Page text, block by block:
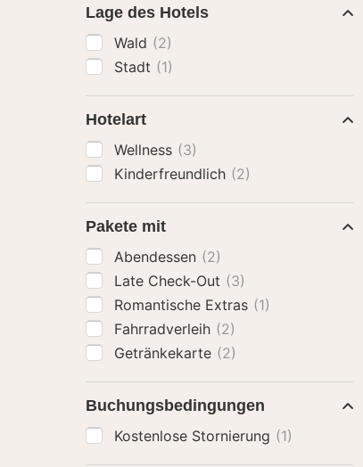
Lage des Hotels
Wald (2)
Stadt (1)
Hotelart
Wellness (3)
Kinderfreundlich (2)
Pakete mit
Abendessen (2)
Late Check-Out (3)
Romantische Extras (1)
Fahrradverleih (2)
Getränkekarte (2)
Buchungsbedingungen
Kostenlose Stornierung (1)